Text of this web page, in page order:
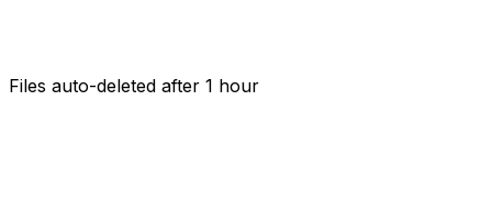
Files auto-deleted after 1 hour